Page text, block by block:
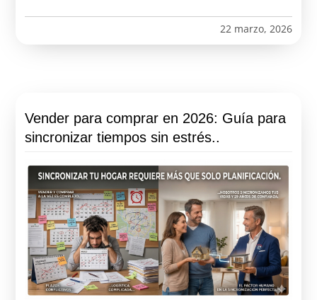
22 marzo, 2026
Vender para comprar en 2026: Guía para
sincronizar tiempos sin estrés..